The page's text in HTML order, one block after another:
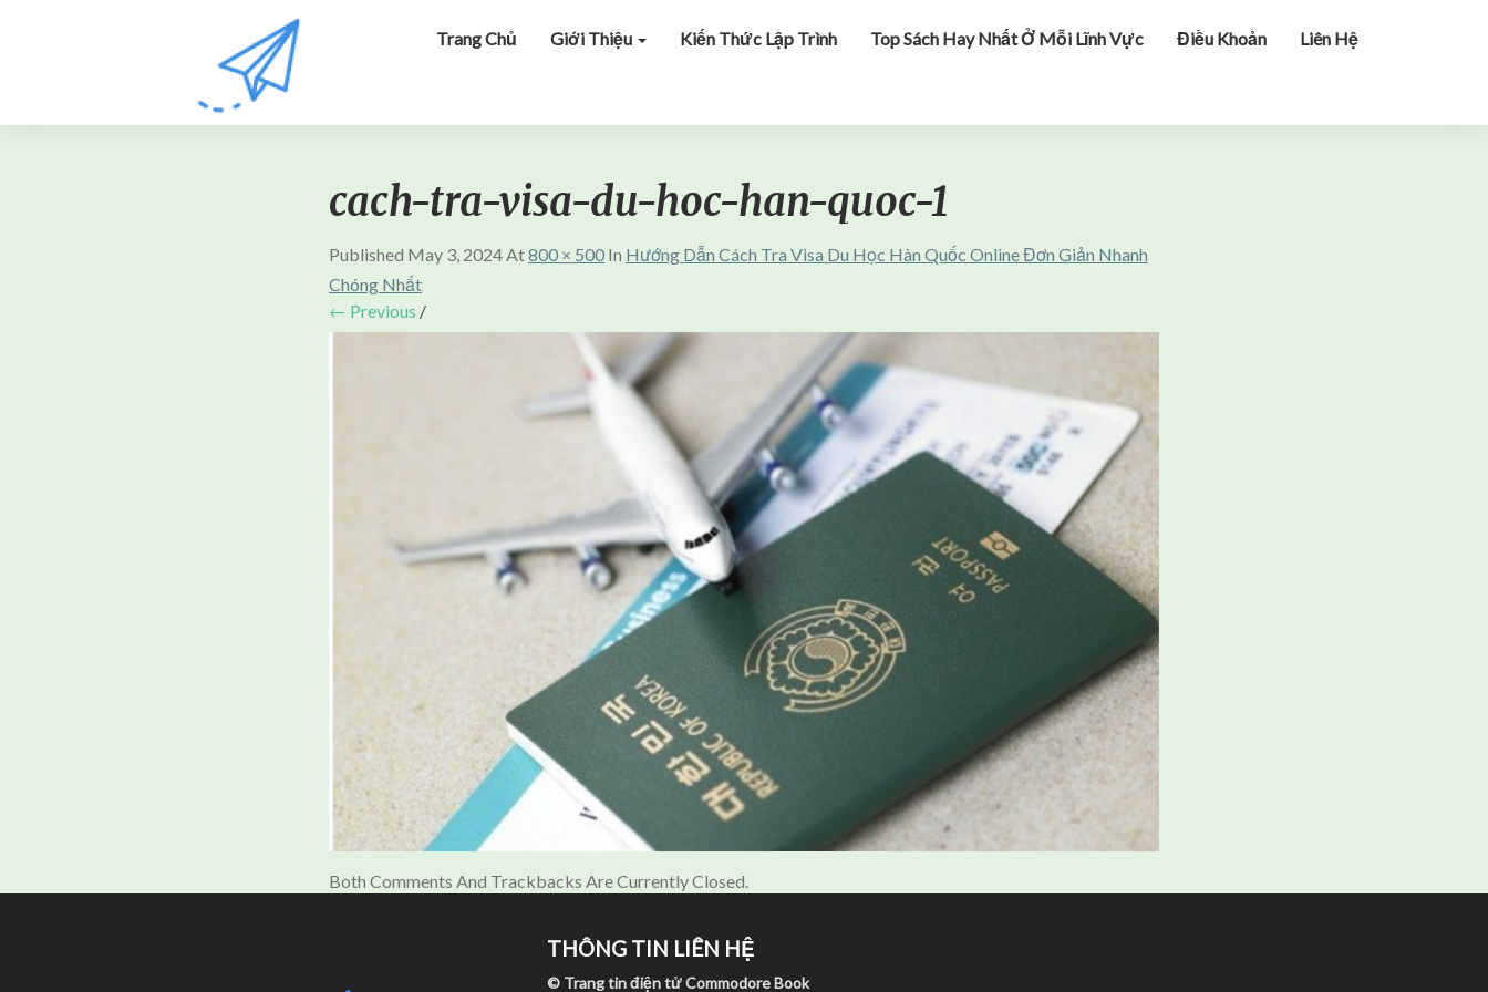
Trang Chủ Giới Thiệu Kiến Thức Lập Trình Top Sách Hay Nhất Ở Mỗi Lĩnh Vực Điều Khoản Liên Hệ
cach-tra-visa-du-hoc-han-quoc-1
Published May 3, 2024At800 × 500 In Hướng Dẫn Cách Tra Visa Du Học Hàn Quốc Online Đơn Giản Nhanh
Chóng Nhất
← Previous /
Both Comments And Trackbacks Are Currently Closed.
THÔNG TIN LIÊN HỆ
© Trang tin điện tử Commodore Book